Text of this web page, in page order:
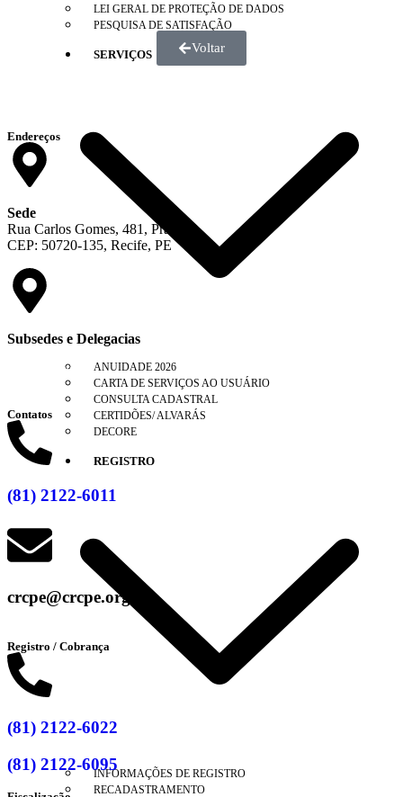
LEI GERAL DE PROTEÇÃO DE DADOS
PESQUISA DE SATISFAÇÃO
SERVIÇOS
ANUIDADE 2026
CARTA DE SERVIÇOS AO USUÁRIO
CONSULTA CADASTRAL
CERTIDÕES/ ALVARÁS
DECORE
REGISTRO
INFORMAÇÕES DE REGISTRO
RECADASTRAMENTO
Voltar
Endereços
Sede
Rua Carlos Gomes, 481, Prado
CEP: 50720-135, Recife, PE
Subsedes e Delegacias
Clique aqui
Contatos
(81) 2122-6011
crcpe@crcpe.org.br
Registro / Cobrança
(81) 2122-6022
(81) 2122-6095